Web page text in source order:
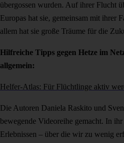
übergossen wurden. Auf ihrer Flucht
Europas hat sie, gemeinsam mit ihrer
allem hat sie große Träume für die
Hilfreiche Tipps gegen Hetze im
allgemein:
Helfer-Atlas: Für Flüchtlinge aktiv
Die Autoren Daniela Raskito und
bewegende Videoreihe gemacht. In
Erlebnissen – über die wir zu wenig